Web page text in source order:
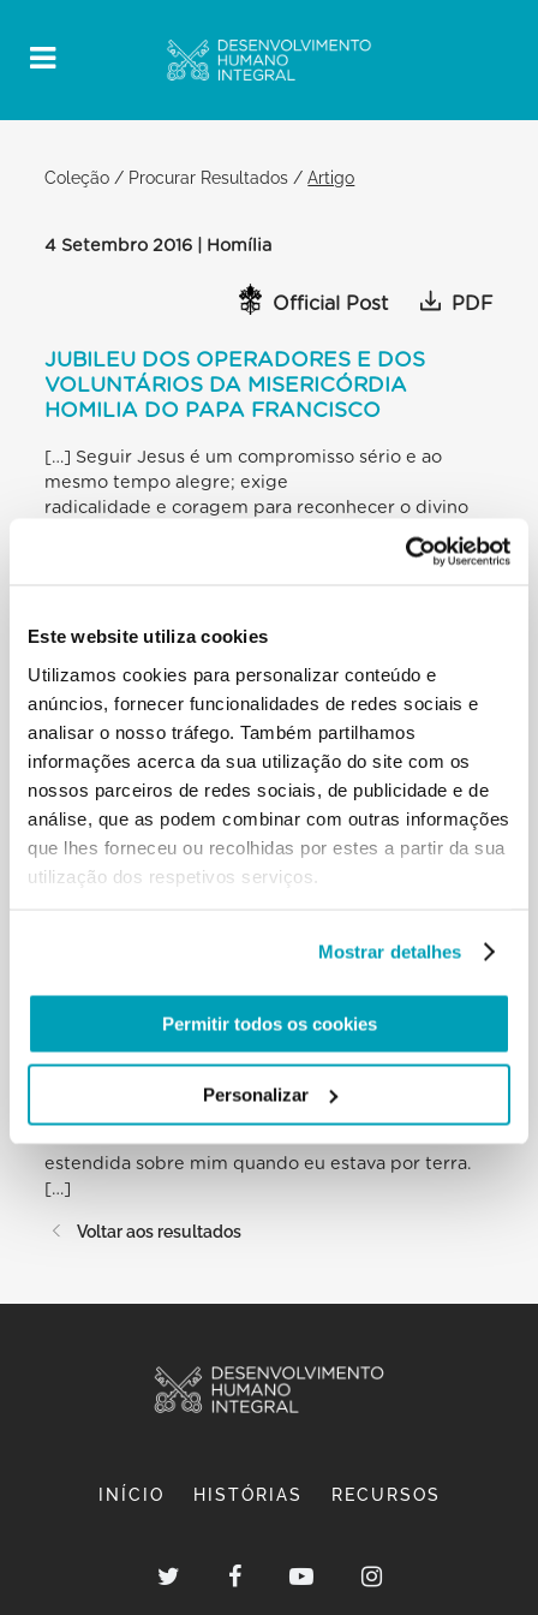
Este website utiliza cookies
Utilizamos cookies para personalizar conteúdo e
anúncios, fornecer funcionalidades de redes sociais e
analisar o nosso tráfego. Também partilhamos
informações acerca da sua utilização do site com os
nossos parceiros de redes sociais, de publicidade e de
análise, que as podem combinar com outras informações
que lhes forneceu ou recolhidas por estes a partir da sua
utilização dos respetivos serviços.
Mostrar detalhes
Permitir todos os cookies
Personalizar
Coleção / Procurar Resultados /Artigo
4 Setembro 2016 | Homília
Official Post PDF
JUBILEU DOS OPERADORES E DOS
VOLUNTÁRIOS DA MISERICÓRDIA
HOMILIA DO PAPA FRANCISCO
[…] Seguir Jesus é um compromisso sério e ao
mesmo tempo alegre; exige
radicalidade e coragem para reconhecer o divino
descartado da vida e colocar-se ao seu serviço. Para
Jesus não esperam nenhum
tudo isso porque encontraram o
amor verdadeiro. E cada um pode dizer: “Como o
Senhor veio até mim e se inclinou
sobre mim na hora da necessidade, assim vou ao
seu encontro e me inclino sobre
aqueles que perderam a fé ou vivem como se Deus
sem valores e ideais, sobre as famílias em crise,
sobre os enfermos e os
corpo e no espírito, sobre os menores abandonados
sobre os idosos deixados sozinhos. Onde quer que
pedindo ajuda para levantar-se, ali deve estar a
nossa presença e a presença da
estendida sobre mim quando eu estava por terra.
[…]
Voltar aos resultados
INÍCIO HISTÓRIAS RECURSOS